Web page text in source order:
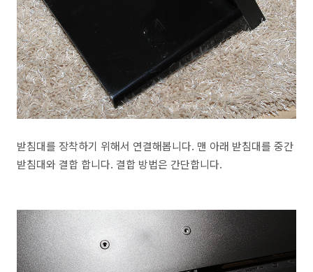
받침대를 장착하기 위해서 연결해봅니다. 맨 아래 받침대를 중간
받침대와 결합 합니다. 결합 방법은 간단합니다.